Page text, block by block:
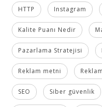
HTTP Instagram
Kalite Puanı Nedir
Pazarlama Stratejisi
Reklam metni
SEO Siber güvenlik